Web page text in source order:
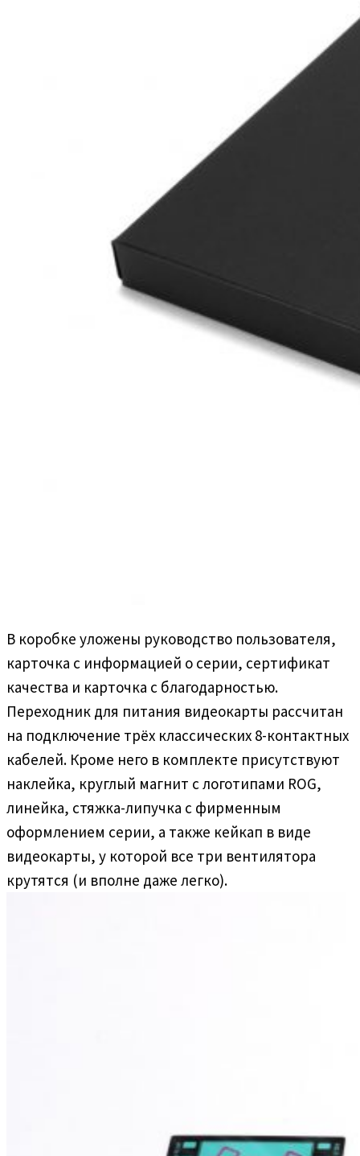
В коробке уложены руководство пользователя,
карточка с информацией о серии, сертификат
качества и карточка с благодарностью.
Переходник для питания видеокарты рассчитан
на подключение трёх классических 8-контактных
кабелей. Кроме него в комплекте присутствуют
наклейка, круглый магнит с логотипами ROG,
линейка, стяжка-липучка с фирменным
оформлением серии, а также кейкап в виде
видеокарты, у которой все три вентилятора
крутятся (и вполне даже легко).